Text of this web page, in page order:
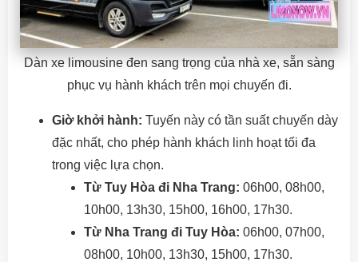
Dàn xe limousine đen sang trọng của nhà xe, sẵn sàng
phục vụ hành khách trên mọi chuyến đi.
Giờ khởi hành: Tuyến này có tần suất chuyến dày
đặc nhất, cho phép hành khách linh hoạt tối đa
trong việc lựa chọn.
Từ Tuy Hòa đi Nha Trang: 06h00, 08h00,
10h00, 13h30, 15h00, 16h00, 17h30.
Từ Nha Trang đi Tuy Hòa: 06h00, 07h00,
08h00, 10h00, 13h30, 15h00, 17h30.